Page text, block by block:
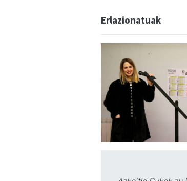
Erlazionatuak